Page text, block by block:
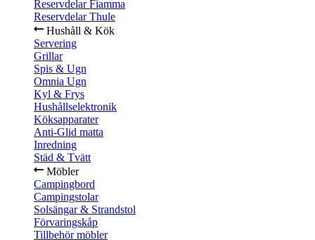
Reservdelar Fiamma
Reservdelar Thule
Hushåll & Kök
Servering
Grillar
Spis & Ugn
Omnia Ugn
Kyl & Frys
Hushållselektronik
Köksapparater
Anti-Glid matta
Inredning
Städ & Tvätt
Möbler
Campingbord
Campingstolar
Solsängar & Strandstol
Förvaringskåp
Tillbehör möbler